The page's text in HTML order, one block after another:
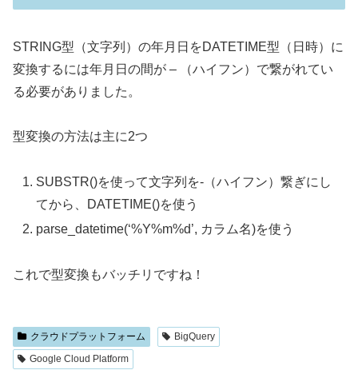
STRING型（文字列）の年月日をDATETIME型（日時）に
変換するには年月日の間が – （ハイフン）で繋がれてい
る必要がありました。
型変換の方法は主に2つ
SUBSTR()を使って文字列を-（ハイフン）繋ぎにし
てから、DATETIME()を使う
parse_datetime(‘%Y%m%d’, カラム名)を使う
これで型変換もバッチリですね！
クラウドプラットフォーム
BigQuery
Google Cloud Platform